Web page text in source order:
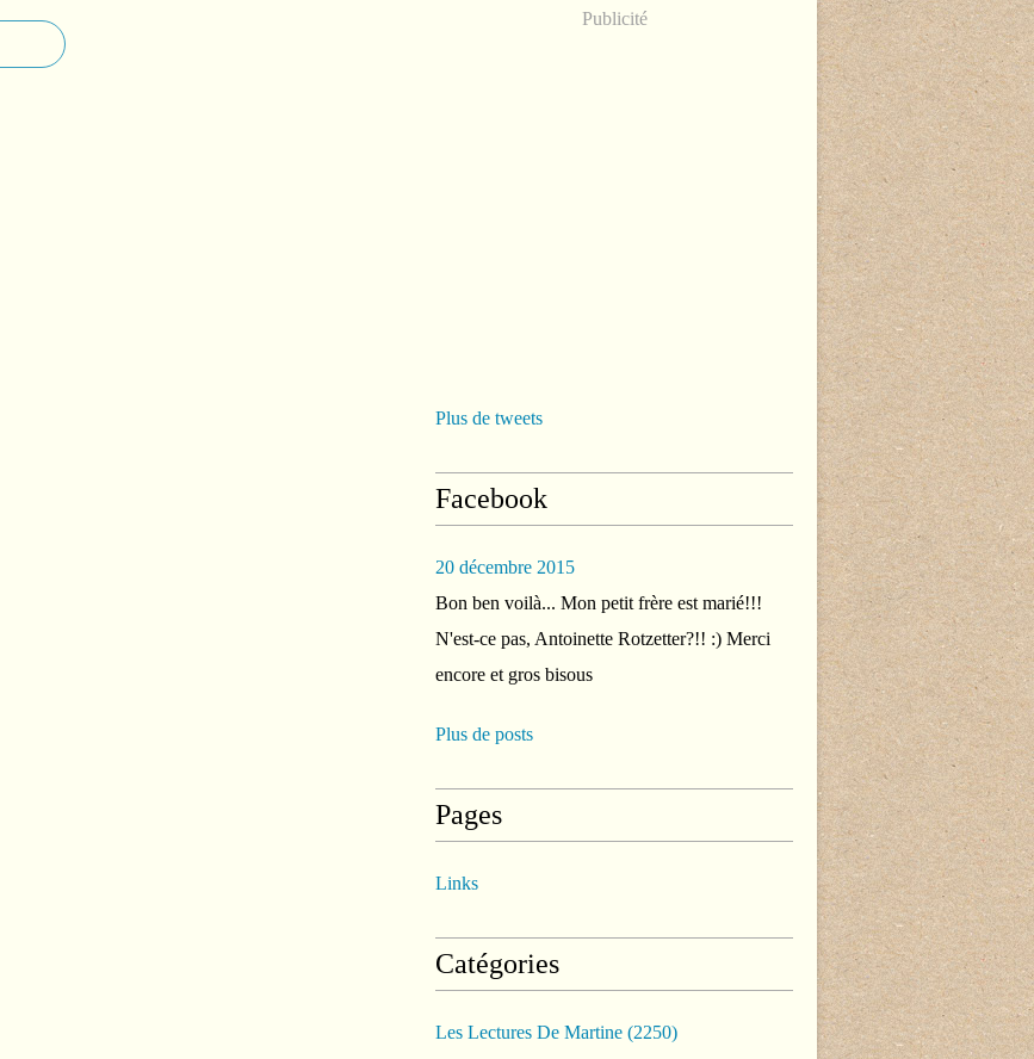
Publicité
Plus de tweets
Facebook
20 décembre 2015
Bon ben voilà... Mon petit frère est marié!!!
N'est-ce pas, Antoinette Rotzetter?!! :) Merci
encore et gros bisous
Plus de posts
Pages
Links
Catégories
Les Lectures De Martine (2250)